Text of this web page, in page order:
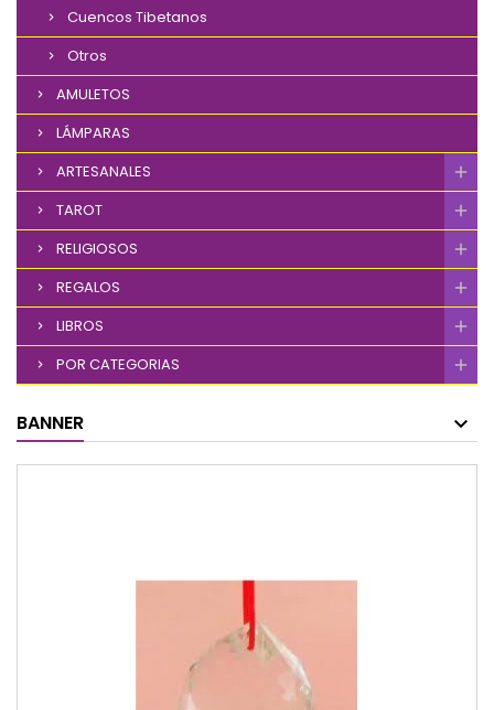
Cuencos Tibetanos
Otros
AMULETOS
LÁMPARAS
ARTESANALES
TAROT
RELIGIOSOS
REGALOS
LIBROS
POR CATEGORIAS
BANNER